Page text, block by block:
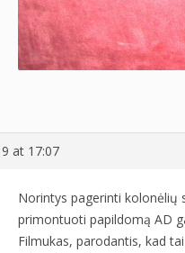
at 17:07
Norintys pagerinti kolonėlių
primontuoti papildomą AD
Filmukas, parodantis, kad